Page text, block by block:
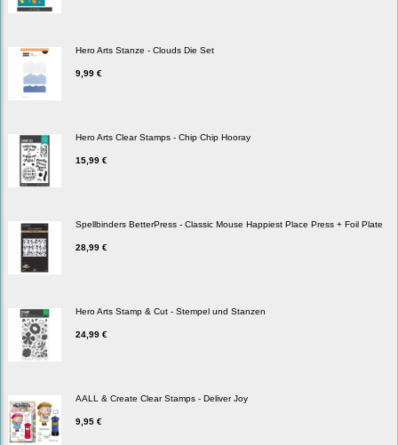
Hero Arts Stanze - Clouds Die Set
9,99 €
Hero Arts Clear Stamps - Chip Chip Hooray
15,99 €
Spellbinders BetterPress - Classic Mouse Happiest Place Press + Foil Plate
28,99 €
Hero Arts Stamp & Cut - Stempel und Stanzen
24,99 €
AALL & Create Clear Stamps - Deliver Joy
9,95 €